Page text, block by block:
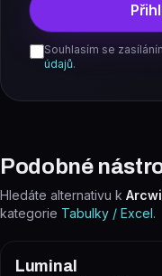
Souhlasím se
údajů.
Podobné
Hledáte alternativu k
kategorie Tabulky / Excel.
Luminal